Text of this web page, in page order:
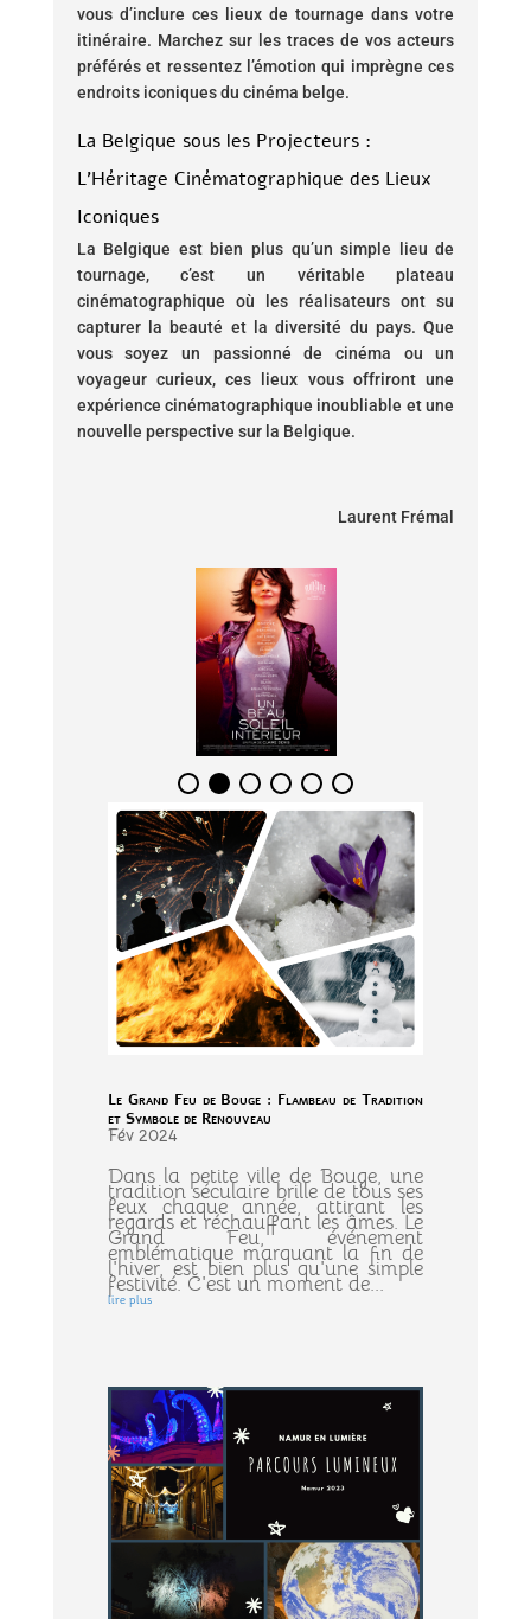
vous d’inclure ces lieux de tournage dans votre
itinéraire. Marchez sur les traces de vos acteurs
préférés et ressentez l’émotion qui imprègne ces
endroits iconiques du cinéma belge.
La Belgique sous les Projecteurs :
L’Héritage Cinématographique des Lieux
Iconiques
La Belgique est bien plus qu’un simple lieu de
tournage, c’est un véritable plateau
cinématographique où les réalisateurs ont su
capturer la beauté et la diversité du pays. Que
vous soyez un passionné de cinéma ou un
voyageur curieux, ces lieux vous offriront une
expérience cinématographique inoubliable et une
nouvelle perspective sur la Belgique.
Laurent Frémal
Le Grand Feu de Bouge : Flambeau de Tradition
et Symbole de Renouveau
Fév 2024
Dans la petite ville de Bouge, une
tradition séculaire brille de tous ses
feux chaque année, attirant les
regards et réchauffant les âmes. Le
Grand Feu, événement
emblématique marquant la fin de
l'hiver, est bien plus qu'une simple
festivité. C'est un moment de...
lire plus